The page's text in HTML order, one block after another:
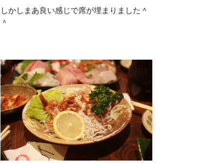
しかしまあ良い感じで席が埋まりました＾
＾